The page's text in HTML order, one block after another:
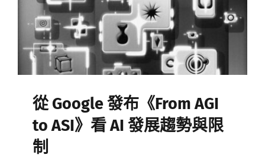
從 Google 發布《From AGI
to ASI》看 AI 發展趨勢與限
制